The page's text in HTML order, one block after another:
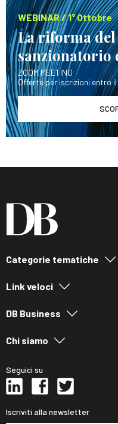
WEBINAR / 1° Ottobre
La riforma del
sanzionatorio
ZOOM MEETING
Offerte per iscrizioni entro
Categorie tematiche
Link veloci
DB Business
Chi siamo
Seguici su
Iscriviti alla newsletter